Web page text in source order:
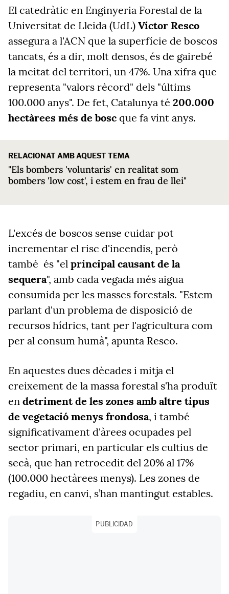
El catedràtic en Enginyeria Forestal de la
Universitat de Lleida (UdL) Víctor Resco
assegura a l'ACN que la superfície de boscos
tancats, és a dir, molt densos, és de gairebé
la meitat del territori, un 47%. Una xifra que
representa "valors rècord" dels "últims
100.000 anys". De fet, Catalunya té 200.000
hectàrees més de bosc que fa vint anys.
RELACIONAT AMB AQUEST TEMA
"Els bombers 'voluntaris' en realitat som
bombers 'low cost', i estem en frau de llei"
L'excés de boscos sense cuidar pot
incrementar el risc d'incendis, però
també és "el principal causant de la
sequera", amb cada vegada més aigua
consumida per les masses forestals. "Estem
parlant d'un problema de disposició de
recursos hídrics, tant per l'agricultura com
per al consum humà", apunta Resco.
En aquestes dues dècades i mitja el
creixement de la massa forestal s'ha produït
en detriment de les zones amb altre tipus
de vegetació menys frondosa, i també
significativament d'àrees ocupades pel
sector primari, en particular els cultius de
secà, que han retrocedit del 20% al 17%
(100.000 hectàrees menys). Les zones de
regadiu, en canvi, s’han mantingut estables.
PUBLICIDAD